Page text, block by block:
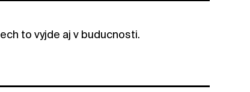
to vyjde aj v buducnosti.